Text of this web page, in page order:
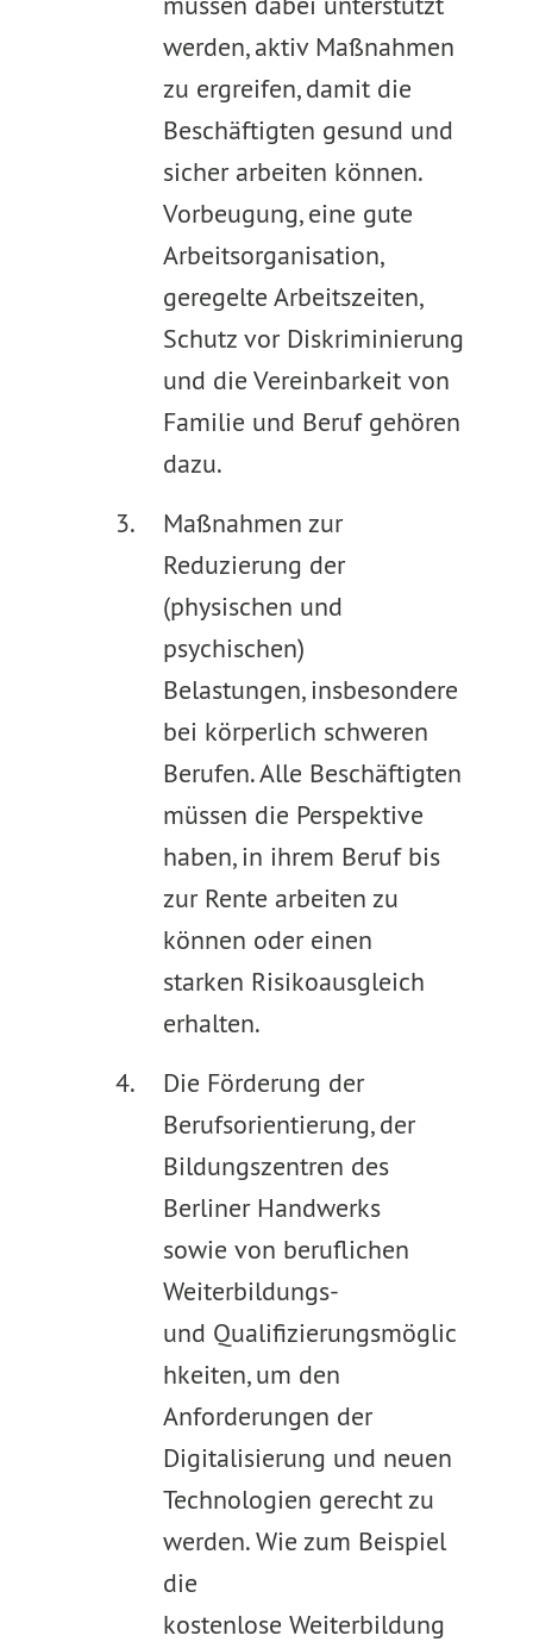
werden, aktiv Maßnahmen
zu ergreifen, damit die
Beschäftigten gesund und
sicher arbeiten können.
Vorbeugung, eine gute
Arbeitsorganisation,
geregelte Arbeitszeiten,
Schutz vor Diskriminierung
und die Vereinbarkeit von
Familie und Beruf gehören
dazu.
Maßnahmen zur
Reduzierung der
(physischen und
psychischen)
Belastungen, insbesondere
bei körperlich schweren
Berufen. Alle Beschäftigten
müssen die Perspektive
haben, in ihrem Beruf bis
zur Rente arbeiten zu
können oder einen
starken Risikoausgleich
erhalten.
Die Förderung der
Berufsorientierung, der
Bildungszentren des
Berliner Handwerks
sowie von beruflichen
Weiterbildungs-
und Qualifizierungsmöglic
hkeiten, um den
Anforderungen der
Digitalisierung und neuen
Technologien gerecht zu
werden. Wie zum Beispiel
die
kostenlose Weiterbildung